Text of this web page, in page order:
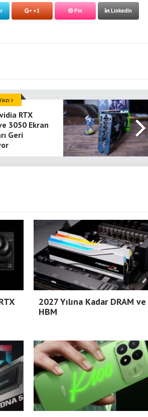
+1 Pin LinkedIn
RTX
3050 Ekran
Geri
2027 Yılına Kadar DRAM ve
HBM